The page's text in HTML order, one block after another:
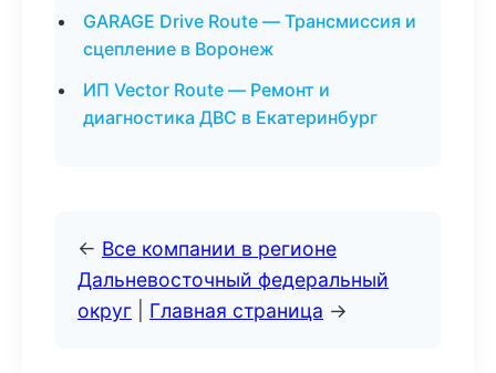
GARAGE Drive Route — Трансмиссия и
сцепление в Воронеж
ИП Vector Route — Ремонт и
диагностика ДВС в Екатеринбург
← Все компании в регионе
Дальневосточный федеральный
округ
Главная страница →